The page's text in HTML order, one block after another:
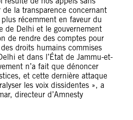
la transparence concernant
récemment en faveur du
de Delhi et le gouvernement
de rendre des comptes pour
droits humains commises
et dans l’État de Jammu-et-
n’a fait que dénoncer
et cette dernière attaque
les voix dissidentes », a
directeur d’Amnesty